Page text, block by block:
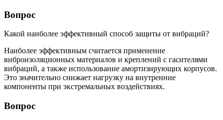
Вопрос
Какой наиболее эффективный способ защиты от вибраций?
Наиболее эффективным считается применение
виброизоляционных материалов и креплений с гасителями
вибраций, а также использование амортизирующих корпусов.
Это значительно снижает нагрузку на внутренние
компоненты при экстремальных воздействиях.
Вопрос